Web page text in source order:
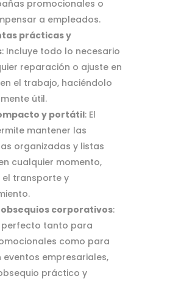
promocionales o
a empleados.
prácticas y
: Incluye todo lo necesario
reparación o ajuste en
el trabajo, haciéndolo
útil.
y portátil: El
mantener las
organizadas y listas
cualquier momento,
transporte y
corporativos:
perfecto tanto para
como para
eventos empresariales,
práctico y